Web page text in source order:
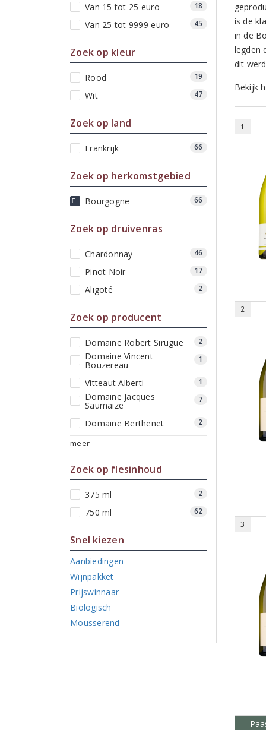
Van 15 tot 25 euro 18
Van 25 tot 9999 euro 45
Zoek op kleur
Rood 19
Wit 47
Zoek op land
Frankrijk 66
Zoek op herkomstgebied
Bourgogne 66
Zoek op druivenras
Chardonnay 46
Pinot Noir 17
Aligoté 2
Zoek op producent
Domaine Robert Sirugue 2
Domaine Vincent
Bouzereau
1
Vitteaut Alberti 1
Domaine Jacques
Saumaize
7
Domaine Berthenet 2
meer
Zoek op flesinhoud
375 ml 2
750 ml 62
Snel kiezen
Aanbiedingen
Wijnpakket
Prijswinnaar
Biologisch
Mousserend
is de
in de
legden
dit
Bekijk
1
2
3